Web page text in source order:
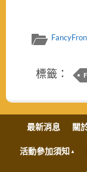
標籤：
最新消息 關
活動參加須知